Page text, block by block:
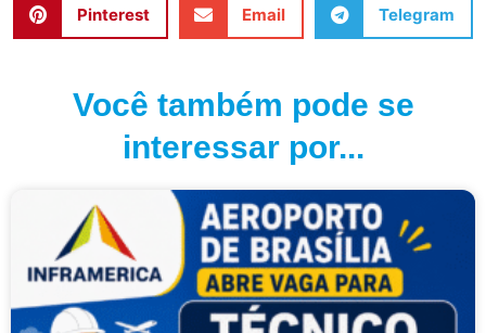
Pinterest Email Telegram
Você também pode se
interessar por...